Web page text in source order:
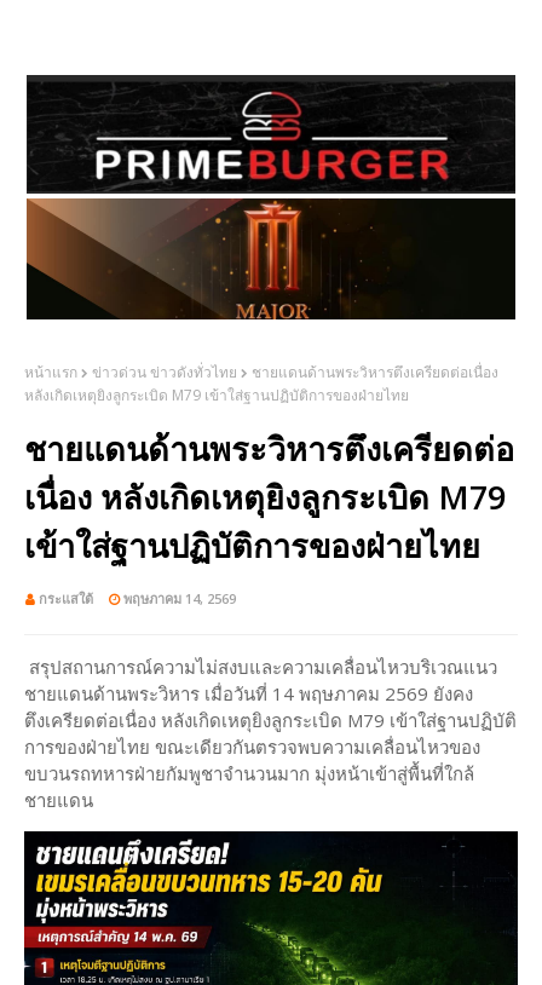
หน้าแรก ข่าวด่วน ข่าวดังทั่วไทย
ชายแดนด้านพระวิหารตึงเครียดต่อเนื่อง
หลังเกิดเหตุยิงลูกระเบิด M79 เข้าใส่ฐานปฏิบัติการของฝ่ายไทย
ชายแดนด้านพระวิหารตึงเครียดต่อ
เนื่อง หลังเกิดเหตุยิงลูกระเบิด M79
เข้าใส่ฐานปฏิบัติการของฝ่ายไทย
กระแสใต้ พฤษภาคม 14, 2569
สรุปสถานการณ์ความไม่สงบและความเคลื่อนไหวบริเวณแนว
ชายแดนด้านพระวิหาร เมื่อวันที่ 14 พฤษภาคม 2569 ยังคง
ตึงเครียดต่อเนื่อง หลังเกิดเหตุยิงลูกระเบิด M79 เข้าใส่ฐานปฏิบัติ
การของฝ่ายไทย ขณะเดียวกันตรวจพบความเคลื่อนไหวของ
ขบวนรถทหารฝ่ายกัมพูชาจำนวนมาก มุ่งหน้าเข้าสู่พื้นที่ใกล้
ชายแดน